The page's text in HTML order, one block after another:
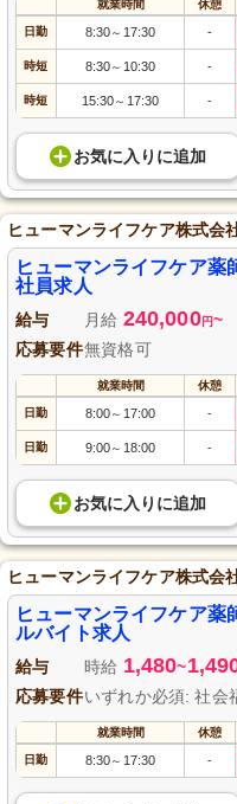
就業時間 休憩
日勤 8:30～ 17:30 -
時短 8:30～ 10:30 -
時短 15:30～ 17:30 -
お気に入り に追加
ヒューマンライフケア株式会
ヒューマンライフケア薬
社員求人
給与 月給 240,000円~
応募要件無資格可
就業時間 休憩
日勤 8:00～ 17:00 -
日勤 9:00～ 18:00 -
お気に入り に追加
ヒューマンライフケア株式会
ヒューマンライフケア薬
ルバイト求人
給与 時給 1,480~
応募要件いずれか必須: 社会
就業時間 休憩
日勤 8:30～ 17:30 -